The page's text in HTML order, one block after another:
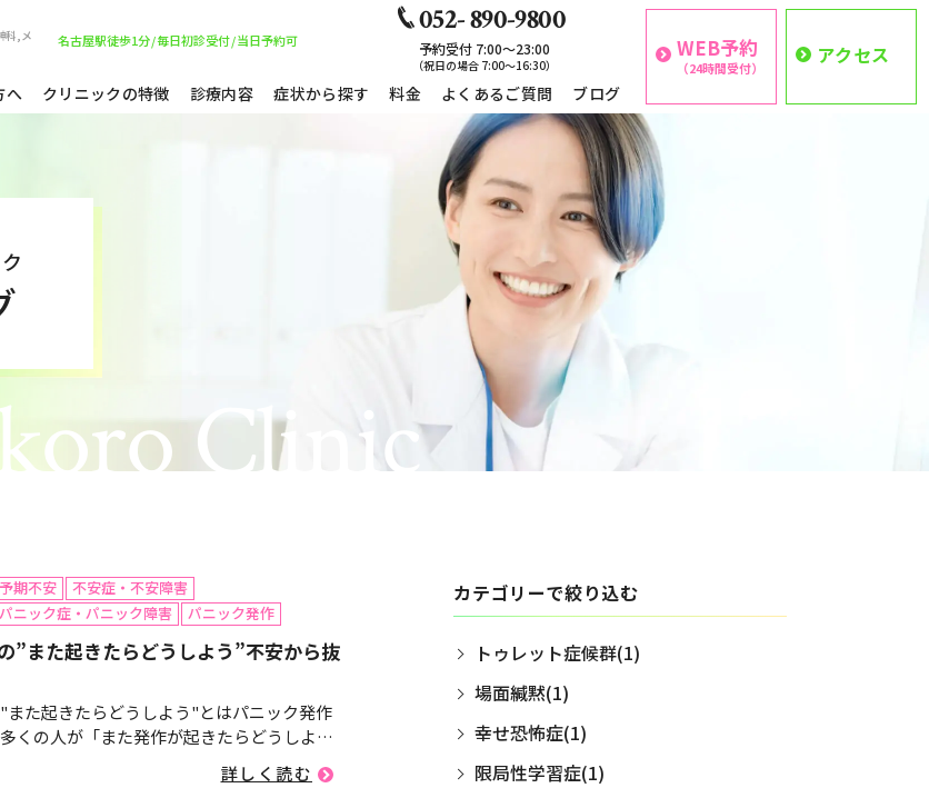
科,メ
名古屋駅徒歩1分/毎日初診受付/当日予約可
052- 890-9800
予約受付 7:00〜23:00
（祝日の場合 7:00〜16:30）
へ クリニックの特徴 診療内容 症状から探す 料金 よくあるご質問 ブログ
WEB予約
（24時間受付） アクセス
Clinic
予期不安
不安症・不安障害
パニック症・パニック障害
パニック発作
”また起きたらどうしよう”不安から抜
また起きたらどうしよう"とはパニック発作
くの人が「また発作が起きたらどうしよ
続けてしまいます。この“予期不安”が、さ
を引き起こす悪循環を生んでしまうことも。
詳しく読む
カテゴリーで絞り込む
トゥレット症候群(1)
場面緘黙(1)
幸せ恐怖症(1)
限局性学習症(1)